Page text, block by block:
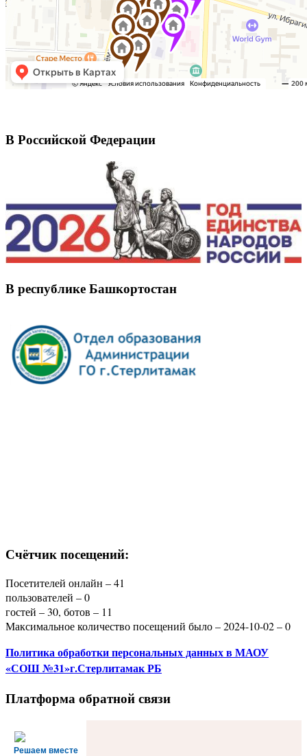
В Российской Федерации
В республике Башкортостан
Счётчик посещений:
Посетителей онлайн – 41
пользователей – 0
гостей – 30, ботов – 11
Максимальное количество посещений было – 2024-10-02 – 0
Политикаобработки персональных данныхв МАОУ
«СОШ №31»г.Стерлитамак РБ
Платформа обратной связи
Решаем вместе